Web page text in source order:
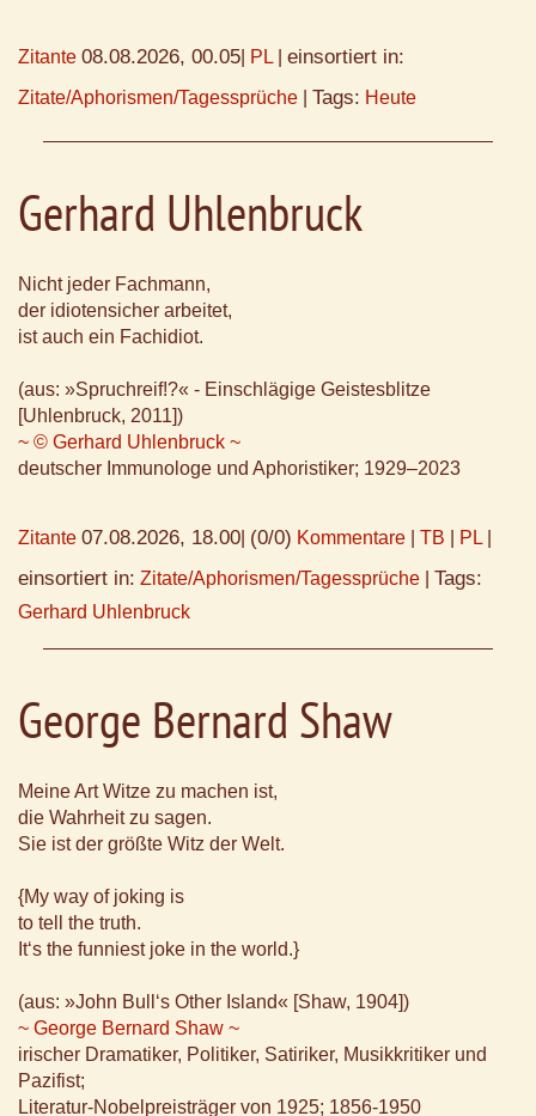
Zitante 08.08.2026, 00.05 PL einsortiert in:
Zitate/Aphorismen/Tagessprüche Tags: Heute
Gerhard Uhlenbruck
Nicht jeder Fachmann,
der idiotensicher arbeitet,
ist auch ein Fachidiot.
(aus: »Spruchreif!?« - Einschlägige Geistesblitze
[Uhlenbruck, 2011])
~ © Gerhard Uhlenbruck ~
deutscher Immunologe und Aphoristiker; 1929–2023
Zitante 07.08.2026, 18.00 (0/0) Kommentare TB PL
einsortiert in: Zitate/Aphorismen/Tagessprüche Tags:
Gerhard Uhlenbruck
George Bernard Shaw
Meine Art Witze zu machen ist,
die Wahrheit zu sagen.
Sie ist der größte Witz der Welt.
{My way of joking is
to tell the truth.
It‘s the funniest joke in the world.}
(aus: »John Bull‘s Other Island« [Shaw, 1904])
~ George Bernard Shaw ~
irischer Dramatiker, Politiker, Satiriker, Musikkritiker und
Pazifist;
Literatur-Nobelpreisträger von 1925; 1856-1950